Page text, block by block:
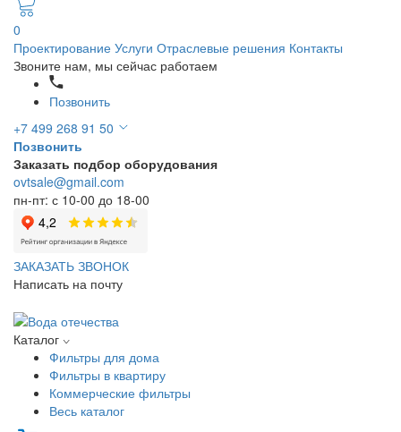
0
Проектирование Услуги Отраслевые решения Контакты
Звоните нам, мы сейчас работаем
Позвонить
+7 499 268 91 50
Позвонить
Заказать подбор оборудования
ovtsale@gmail.com
пн-пт: с 10-00 до 18-00
ЗАКАЗАТЬ ЗВОНОК
Написать на почту
Каталог
Фильтры для дома
Фильтры в квартиру
Коммерческие фильтры
Весь каталог